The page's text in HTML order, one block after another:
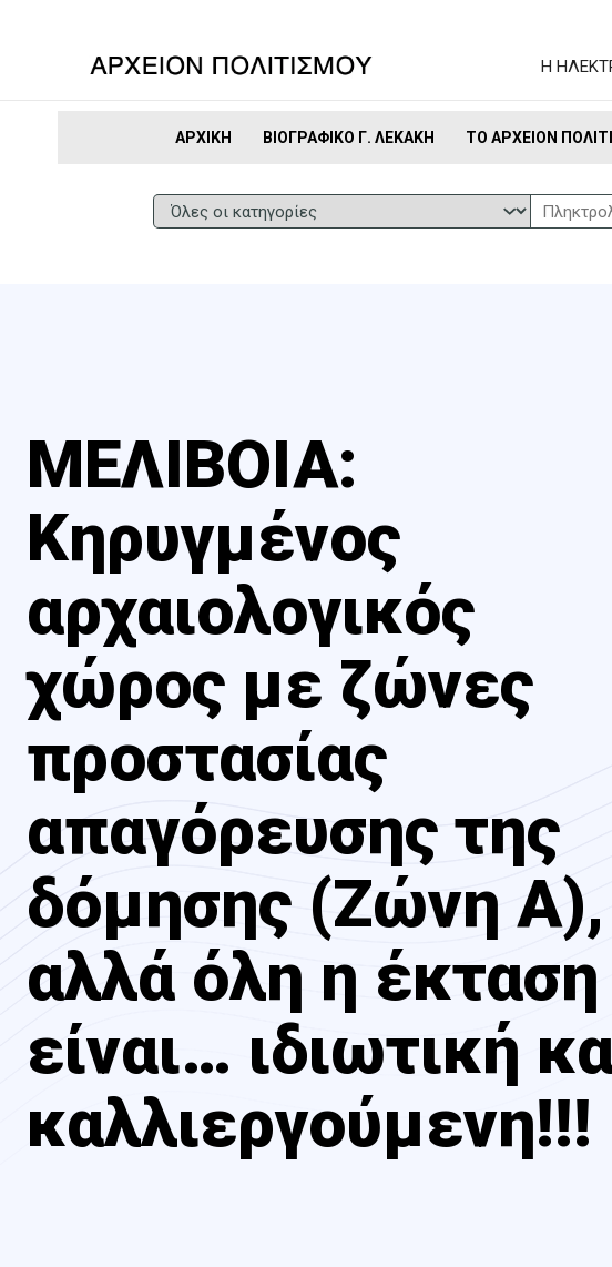
Η
ΑΡΧΙΚΉ ΒΙΟΓΡΑΦΙΚΌ Γ. ΛΕΚΆΚΗ ΤΟ ΑΡΧΕΊΟΝ
ΜΕΛΙΒΟΙΑ:
Κηρυγμένος
αρχαιολογικός
χώρος με ζώνες
προστασίας
απαγόρευσης της
δόμησης (Ζώνη Α),
αλλά όλη η έκταση
είναι… ιδιωτική
καλλιεργούμενη!!!